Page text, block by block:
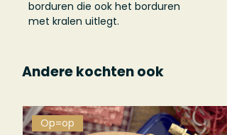
borduren die ook het borduren
met kralen uitlegt.
Andere kochten ook
Op=op